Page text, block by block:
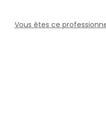
Vous êtes ce